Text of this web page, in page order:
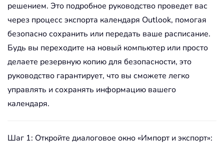
решением. Это подробное руководство проведет вас
через процесс экспорта календаря Outlook, помогая
безопасно сохранить или передать ваше расписание.
Будь вы переходите на новый компьютер или просто
делаете резервную копию для безопасности, это
руководство гарантирует, что вы сможете легко
управлять и сохранять информацию вашего
календаря.
Шаг 1: Откройте диалоговое окно «Импорт и экспорт»: